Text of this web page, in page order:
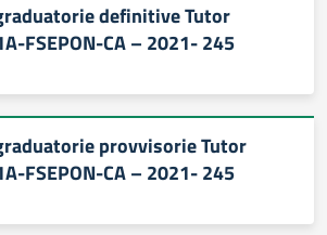
definitive Tutor
FSEPON-CA – 2021- 245
provvisorie Tutor
FSEPON-CA – 2021- 245